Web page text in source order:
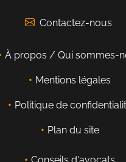
Contactez-nous
À propos / Qui sommes-
Mentions légales
Politique de
Plan du site